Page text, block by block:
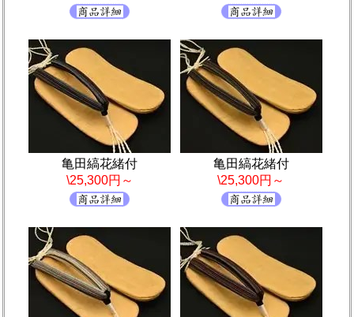
亀田縞花緒付
\25,300円～
亀田縞花緒付
\25,300円～